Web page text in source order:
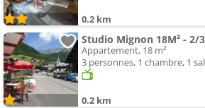
0.2 km
Appartement, 18 m²
3 personnes, 1 chambre, 1
0.2 km